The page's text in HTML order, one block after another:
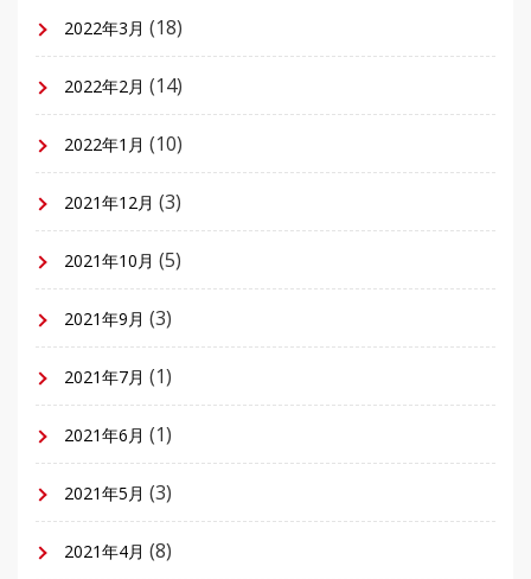
2022年3月 (18)
2022年2月 (14)
2022年1月 (10)
2021年12月 (3)
2021年10月 (5)
2021年9月 (3)
2021年7月 (1)
2021年6月 (1)
2021年5月 (3)
2021年4月 (8)